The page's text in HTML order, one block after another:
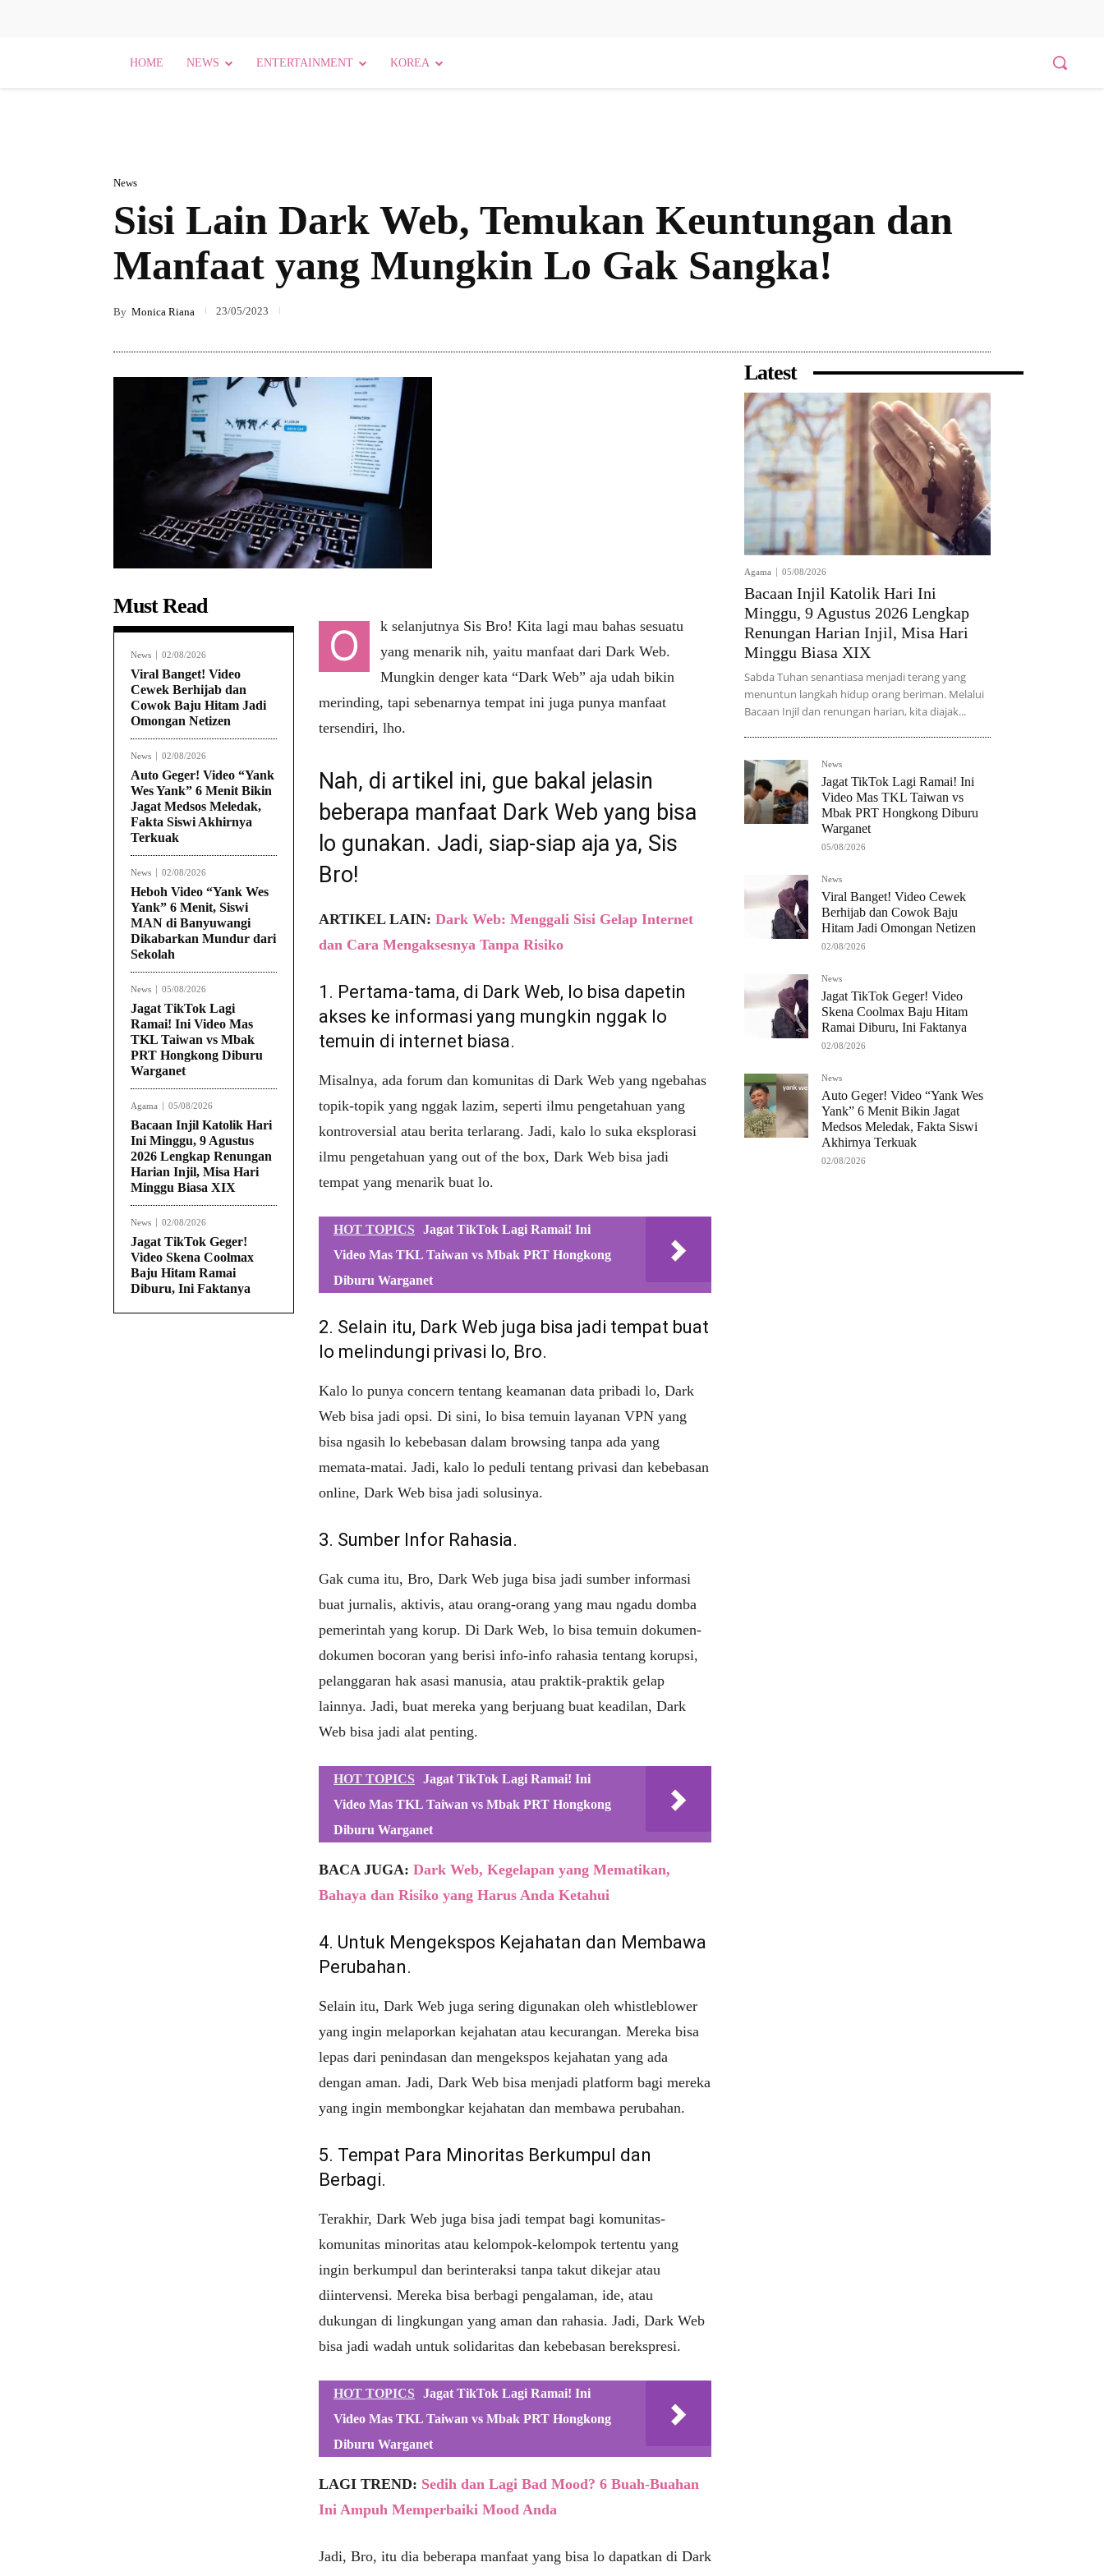
HOME NEWS ENTERTAINMENT KOREA
News
Sisi Lain Dark Web, Temukan Keuntungan dan
Manfaat yang Mungkin Lo Gak Sangka!
By Monica Riana 23/05/2023
Must Read
News 02/08/2026
Viral Banget! Video
Cewek Berhijab dan
Cowok Baju Hitam Jadi
Omongan Netizen
News 02/08/2026
Auto Geger! Video “Yank
Wes Yank” 6 Menit Bikin
Jagat Medsos Meledak,
Fakta Siswi Akhirnya
Terkuak
News 02/08/2026
Heboh Video “Yank Wes
Yank” 6 Menit, Siswi
MAN di Banyuwangi
Dikabarkan Mundur dari
Sekolah
News 05/08/2026
Jagat TikTok Lagi
Ramai! Ini Video Mas
TKL Taiwan vs Mbak
PRT Hongkong Diburu
Warganet
Agama 05/08/2026
Bacaan Injil Katolik Hari
Ini Minggu, 9 Agustus
2026 Lengkap Renungan
Harian Injil, Misa Hari
Minggu Biasa XIX
News 02/08/2026
Jagat TikTok Geger!
Video Skena Coolmax
Baju Hitam Ramai
Diburu, Ini Faktanya
O
k selanjutnya Sis Bro! Kita lagi mau bahas sesuatu
yang menarik nih, yaitu manfaat dari Dark Web.
Mungkin denger kata “Dark Web” aja udah bikin
merinding, tapi sebenarnya tempat ini juga punya manfaat
tersendiri, lho.
Nah, di artikel ini, gue bakal jelasin
beberapa manfaat Dark Web yang bisa
lo gunakan. Jadi, siap-siap aja ya, Sis
Bro!
ARTIKEL LAIN: Dark Web: Menggali Sisi Gelap Internet
dan Cara Mengaksesnya Tanpa Risiko
1. Pertama-tama, di Dark Web, lo bisa dapetin
akses ke informasi yang mungkin nggak lo
temuin di internet biasa.
Misalnya, ada forum dan komunitas di Dark Web yang ngebahas
topik-topik yang nggak lazim, seperti ilmu pengetahuan yang
kontroversial atau berita terlarang. Jadi, kalo lo suka eksplorasi
ilmu pengetahuan yang out of the box, Dark Web bisa jadi
tempat yang menarik buat lo.
HOT TOPICS Jagat TikTok Lagi Ramai! Ini
Video Mas TKL Taiwan vs Mbak PRT Hongkong
Diburu Warganet
2. Selain itu, Dark Web juga bisa jadi tempat buat
lo melindungi privasi lo, Bro.
Kalo lo punya concern tentang keamanan data pribadi lo, Dark
Web bisa jadi opsi. Di sini, lo bisa temuin layanan VPN yang
bisa ngasih lo kebebasan dalam browsing tanpa ada yang
memata-matai. Jadi, kalo lo peduli tentang privasi dan kebebasan
online, Dark Web bisa jadi solusinya.
3. Sumber Infor Rahasia.
Gak cuma itu, Bro, Dark Web juga bisa jadi sumber informasi
buat jurnalis, aktivis, atau orang-orang yang mau ngadu domba
pemerintah yang korup. Di Dark Web, lo bisa temuin dokumen-
dokumen bocoran yang berisi info-info rahasia tentang korupsi,
pelanggaran hak asasi manusia, atau praktik-praktik gelap
lainnya. Jadi, buat mereka yang berjuang buat keadilan, Dark
Web bisa jadi alat penting.
HOT TOPICS Jagat TikTok Lagi Ramai! Ini
Video Mas TKL Taiwan vs Mbak PRT Hongkong
Diburu Warganet
BACA JUGA: Dark Web, Kegelapan yang Mematikan,
Bahaya dan Risiko yang Harus Anda Ketahui
4. Untuk Mengekspos Kejahatan dan Membawa
Perubahan.
Selain itu, Dark Web juga sering digunakan oleh whistleblower
yang ingin melaporkan kejahatan atau kecurangan. Mereka bisa
lepas dari penindasan dan mengekspos kejahatan yang ada
dengan aman. Jadi, Dark Web bisa menjadi platform bagi mereka
yang ingin membongkar kejahatan dan membawa perubahan.
5. Tempat Para Minoritas Berkumpul dan
Berbagi.
Terakhir, Dark Web juga bisa jadi tempat bagi komunitas-
komunitas minoritas atau kelompok-kelompok tertentu yang
ingin berkumpul dan berinteraksi tanpa takut dikejar atau
diintervensi. Mereka bisa berbagi pengalaman, ide, atau
dukungan di lingkungan yang aman dan rahasia. Jadi, Dark Web
bisa jadi wadah untuk solidaritas dan kebebasan berekspresi.
HOT TOPICS Jagat TikTok Lagi Ramai! Ini
Video Mas TKL Taiwan vs Mbak PRT Hongkong
Diburu Warganet
LAGI TREND: Sedih dan Lagi Bad Mood? 6 Buah-Buahan
Ini Ampuh Memperbaiki Mood Anda
Jadi, Bro, itu dia beberapa manfaat yang bisa lo dapatkan di Dark
Latest
Agama 05/08/2026
Bacaan Injil Katolik Hari Ini
Minggu, 9 Agustus 2026 Lengkap
Renungan Harian Injil, Misa Hari
Minggu Biasa XIX
Sabda Tuhan senantiasa menjadi terang yang
menuntun langkah hidup orang beriman. Melalui
Bacaan Injil dan renungan harian, kita diajak...
News
Jagat TikTok Lagi Ramai! Ini
Video Mas TKL Taiwan vs
Mbak PRT Hongkong Diburu
Warganet
05/08/2026
News
Viral Banget! Video Cewek
Berhijab dan Cowok Baju
Hitam Jadi Omongan Netizen
02/08/2026
News
Jagat TikTok Geger! Video
Skena Coolmax Baju Hitam
Ramai Diburu, Ini Faktanya
02/08/2026
News
Auto Geger! Video “Yank Wes
Yank” 6 Menit Bikin Jagat
Medsos Meledak, Fakta Siswi
Akhirnya Terkuak
02/08/2026